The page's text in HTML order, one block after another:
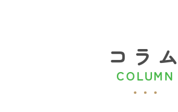
コラム
COLUMN